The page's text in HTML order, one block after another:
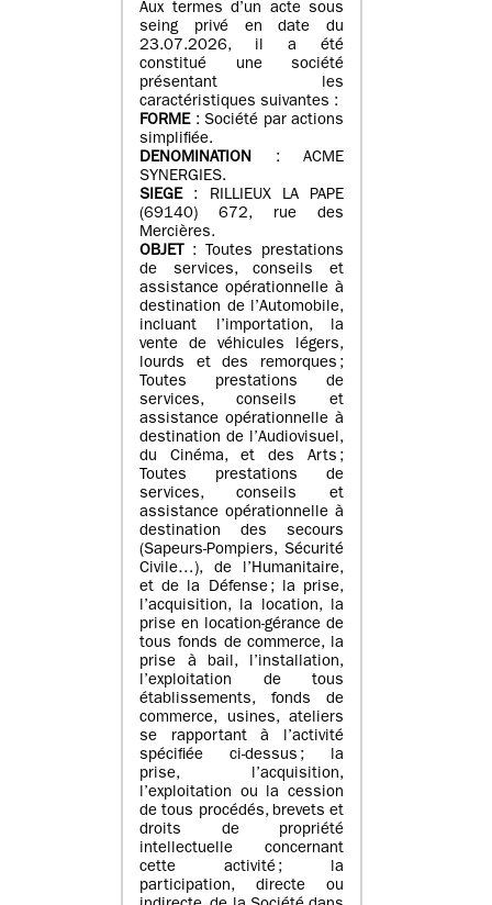
Aux termes d’un acte sous
seing privé en date du
23.07.2026, il a été
constitué une société
présentant les
caractéristiques suivantes :
FORME: Société par actions
simplifiée.
DENOMINATION : ACME
SYNERGIES.
SIEGE: RILLIEUX LA PAPE
(69140) 672, rue des
Mercières.
OBJET
: Toutes prestations
de services, conseils et
assistance opérationnelle à
destination de l’Automobile,
incluant l’importation, la
vente de véhicules légers,
lourds et des remorques ;
Toutes prestations de
services, conseils et
assistance opérationnelle à
destination de l’Audiovisuel,
du Cinéma, et des Arts ;
Toutes prestations de
services, conseils et
assistance opérationnelle à
destination des secours
(Sapeurs-Pompiers, Sécurité
Civile…), de l’Humanitaire,
et de la Défense ; la prise,
l’acquisition, la location, la
prise en location-gérance de
tous fonds de commerce, la
prise à bail, l’installation,
l’exploitation de tous
établissements, fonds de
commerce, usines, ateliers
se rapportant à l’activité
spécifiée ci-dessus ; la
prise, l’acquisition,
l’exploitation ou la cession
de tous procédés, brevets et
droits de propriété
intellectuelle concernant
cette activité ; la
participation, directe ou